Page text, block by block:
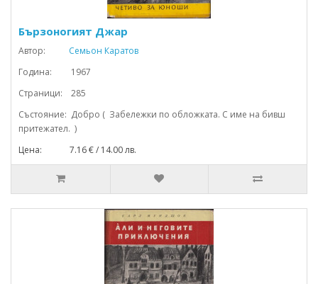
Бързоногият Джар
Автор:
Семьон Каратов
Година: 1967
Страници: 285
Състояние: Добро ( Забележки по обложката. С име на бивш
притежател. )
Цена: 7.16 € / 14.00 лв.